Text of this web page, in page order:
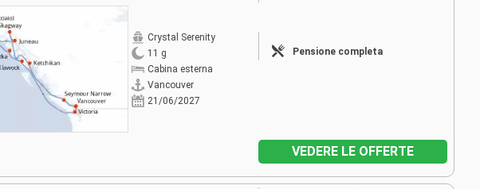
Crystal Serenity
11 g
Cabina esterna
Vancouver
21/06/2027
Pensione completa
VEDERE LE OFFERTE